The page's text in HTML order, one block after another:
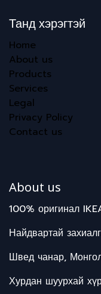
Танд хэрэгтэй
Home
About us
Products
Services
Legal
Privacy Policy
Contact us
About us
100% оригинал
Найдвартай
Швед чанар,
Хурдан шуурхай